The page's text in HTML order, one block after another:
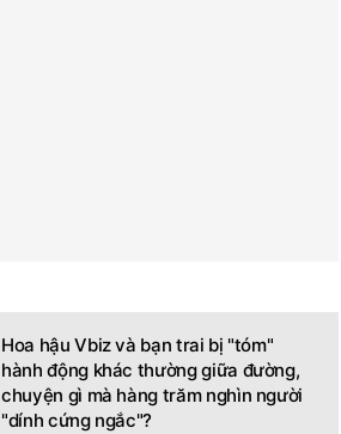
Hoa hậu Vbiz và bạn trai bị "tóm"
hành động khác thường giữa đường,
chuyện gì mà hàng trăm nghìn người
"dính cứng ngắc"?